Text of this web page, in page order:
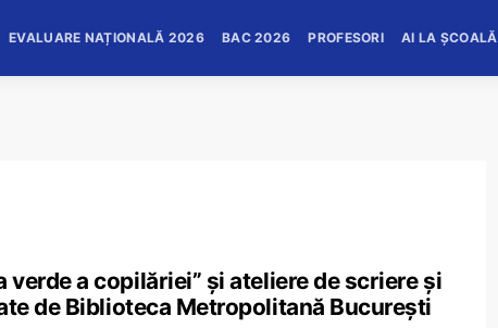
EVALUARE NAȚIONALĂ 2026 BAC 2026 PROFESORI AI LA ȘCOALĂ
a copilăriei” și ateliere de scriere și
de Biblioteca Metropolitană București